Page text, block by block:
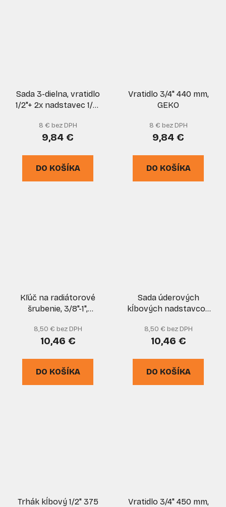
Sada 3-dielna, vratidlo
1/2"+ 2x nadstavec 1/2"
8 € bez DPH
9,84 €
DO KOŠÍKA
Vratidlo 3/4" 440 mm,
GEKO
8 € bez DPH
9,84 €
DO KOŠÍKA
Kľúč na radiátorové
šrubenie, 3/8"-1",
štvorhran, XL-TOOLS
8,50 € bez DPH
10,46 €
DO KOŠÍKA
Sada úderových
kĺbových nadstavcov
1/2 ", GEKO
8,50 € bez DPH
10,46 €
DO KOŠÍKA
Trhák kĺbový 1/2" 375
Vratidlo 3/4" 450 mm,